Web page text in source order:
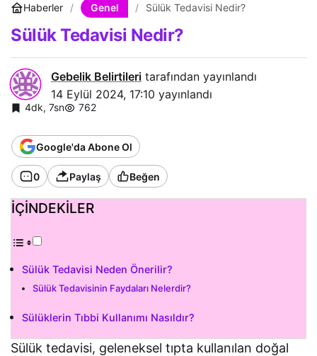
Haberler Genel Sülük Tedavisi Nedir?
Sülük Tedavisi Nedir?
Gebelik Belirtileri tarafından yayınlandı
14 Eylül 2024, 17:10 yayınlandı
4dk, 7sn 762
Google'da Abone Ol
0 Paylaş Beğen
İÇİNDEKİLER
Sülük Tedavisi Neden Önerilir?
Sülük Tedavisinin Faydaları Nelerdir?
Sülüklerin Tıbbi Kullanımı Nasıldır?
Sülük tedavisi, geleneksel tıpta kullanılan doğal